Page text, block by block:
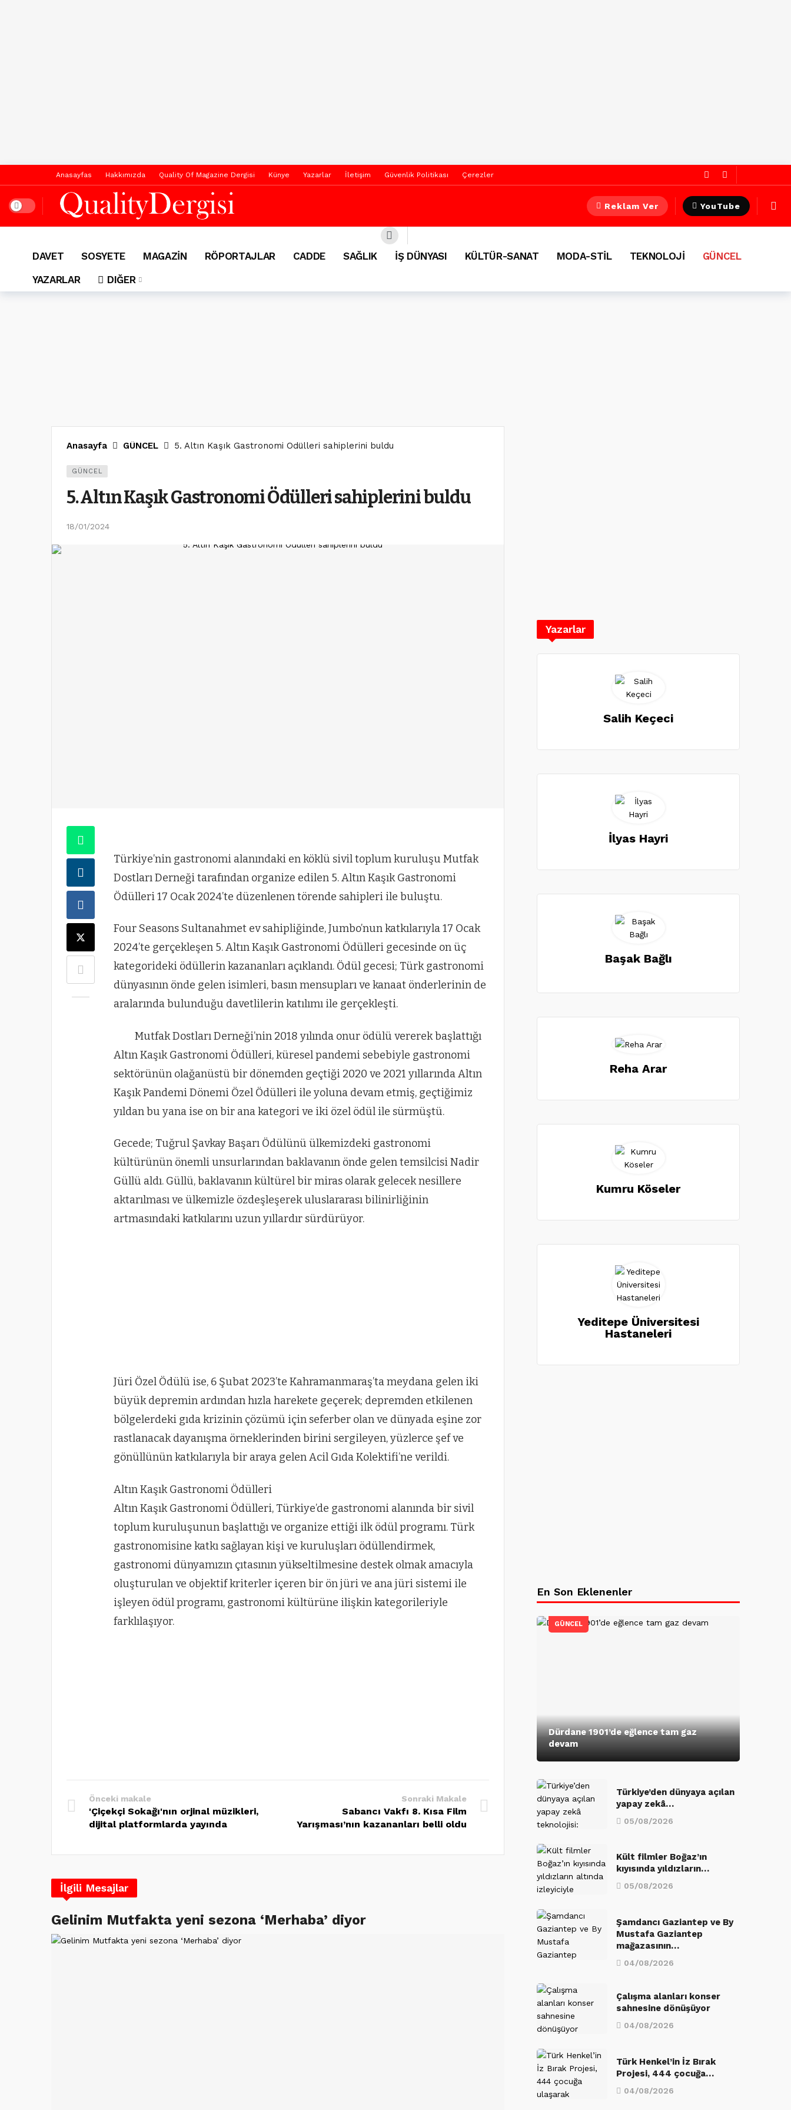
Anasayfas Hakkımızda Quality Of Magazine Dergisi Künye Yazarlar İletişim Güvenlik Politikası Çerezler
Dark mode Reklam Ver YouTube
DAVET SOSYETE MAGAZİN RÖPORTAJLAR CADDE SAĞLIK İŞ DÜNYASI KÜLTÜR-SANAT MODA-STİL TEKNOLOJİ
GÜNCEL
YAZARLAR
DIĞER
Anasayfa GÜNCEL 5. Altın Kaşık Gastronomi Ödülleri sahiplerini buldu
GÜNCEL
5. Altın Kaşık Gastronomi Ödülleri sahiplerini buldu
18/01/2024
Türkiye’nin gastronomi alanındaki en köklü sivil toplum kuruluşu Mutfak
Dostları Derneği tarafından organize edilen 5. Altın Kaşık Gastronomi
Ödülleri 17 Ocak 2024’te düzenlenen törende sahipleri ile buluştu.
Four Seasons Sultanahmet ev sahipliğinde, Jumbo’nun katkılarıyla 17 Ocak
2024’te gerçekleşen 5. Altın Kaşık Gastronomi Ödülleri gecesinde on üç
kategorideki ödüllerin kazananları açıklandı. Ödül gecesi; Türk gastronomi
dünyasının önde gelen isimleri, basın mensupları ve kanaat önderlerinin de
aralarında bulunduğu davetlilerin katılımı ile gerçekleşti.
Mutfak Dostları Derneği’nin 2018 yılında onur ödülü vererek başlattığı
Altın Kaşık Gastronomi Ödülleri, küresel pandemi sebebiyle gastronomi
sektörünün olağanüstü bir dönemden geçtiği 2020 ve 2021 yıllarında Altın
Kaşık Pandemi Dönemi Özel Ödülleri ile yoluna devam etmiş, geçtiğimiz
yıldan bu yana ise on bir ana kategori ve iki özel ödül ile sürmüştü.
Gecede; Tuğrul Şavkay Başarı Ödülünü ülkemizdeki gastronomi
kültürünün önemli unsurlarından baklavanın önde gelen temsilcisi Nadir
Güllü aldı. Güllü, baklavanın kültürel bir miras olarak gelecek nesillere
aktarılması ve ülkemizle özdeşleşerek uluslararası bilinirliğinin
artmasındaki katkılarını uzun yıllardır sürdürüyor.
Jüri Özel Ödülü ise, 6 Şubat 2023’te Kahramanmaraş’ta meydana gelen iki
büyük depremin ardından hızla harekete geçerek; depremden etkilenen
bölgelerdeki gıda krizinin çözümü için seferber olan ve dünyada eşine zor
rastlanacak dayanışma örneklerinden birini sergileyen, yüzlerce şef ve
gönüllünün katkılarıyla bir araya gelen Acil Gıda Kolektifi’ne verildi.
Altın Kaşık Gastronomi Ödülleri
Altın Kaşık Gastronomi Ödülleri, Türkiye’de gastronomi alanında bir sivil
toplum kuruluşunun başlattığı ve organize ettiği ilk ödül programı. Türk
gastronomisine katkı sağlayan kişi ve kuruluşları ödüllendirmek,
gastronomi dünyamızın çıtasının yükseltilmesine destek olmak amacıyla
oluşturulan ve objektif kriterler içeren bir ön jüri ve ana jüri sistemi ile
işleyen ödül programı, gastronomi kültürüne ilişkin kategorileriyle
farklılaşıyor.
Önceki makale
'Çiçekçi Sokağı'nın orjinal müzikleri,
dijital platformlarda yayında
Sonraki Makale
Sabancı Vakfı 8. Kısa Film
Yarışması’nın kazananları belli oldu
İlgili Mesajlar
Gelinim Mutfakta yeni sezona ‘Merhaba’ diyor
Yazarlar
Salih Keçeci
İlyas Hayri
Başak Bağlı
Reha Arar
Kumru Köseler
Yeditepe Üniversitesi
Hastaneleri
En Son Eklenenler
GÜNCEL
Dürdane 1901’de eğlence tam gaz
devam
Türkiye’den dünyaya açılan
yapay zekâ…
05/08/2026
Kült filmler Boğaz’ın
kıyısında yıldızların…
05/08/2026
Şamdancı Gaziantep ve By
Mustafa Gaziantep
mağazasının…
04/08/2026
Çalışma alanları konser
sahnesine dönüşüyor
04/08/2026
Türk Henkel’in İz Bırak
Projesi, 444 çocuğa…
04/08/2026